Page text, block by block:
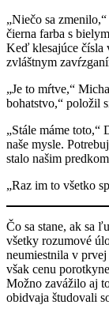
„Niečo sa
čierna farba s
Keď klesajúce čísla
zvláštnym
„Je to mŕtve,“
bohatstvo,“ položil
„Stále máme
naše mysle.
stalo našim
„Raz im to všetko
Čo sa stane, ak sa
všetky rozumové
neumiestnila v
však cenu
Možno zavážilo aj
obidvaja študovali